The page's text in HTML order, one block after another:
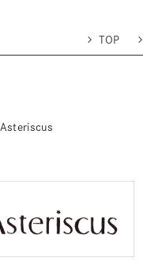
TOP
Asteriscus